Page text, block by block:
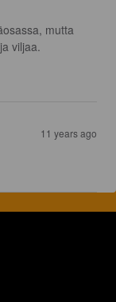
mutta
viljaa.
11 years ago